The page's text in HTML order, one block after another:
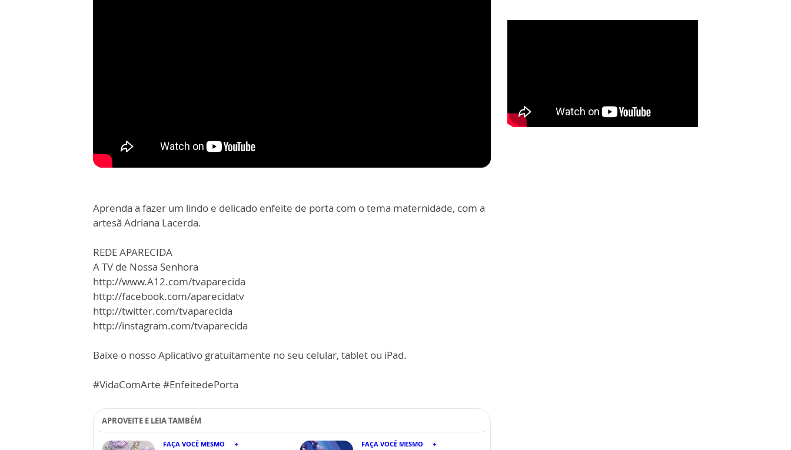
Aprenda a fazer um lindo e delicado enfeite de porta com o tema maternidade, com a
artesã Adriana Lacerda.
REDE APARECIDA
A TV de Nossa Senhora
http://www.A12.com/tvaparecida
http://facebook.com/aparecidatv
http://twitter.com/tvaparecida
http://instagram.com/tvaparecida
Baixe o nosso Aplicativo gratuitamente no seu celular, tablet ou iPad.
#VidaComArte #EnfeitedePorta
APROVEITE E LEIA TAMBÉM
FAÇA VOCÊ MESMO FAÇA VOCÊ MESMO